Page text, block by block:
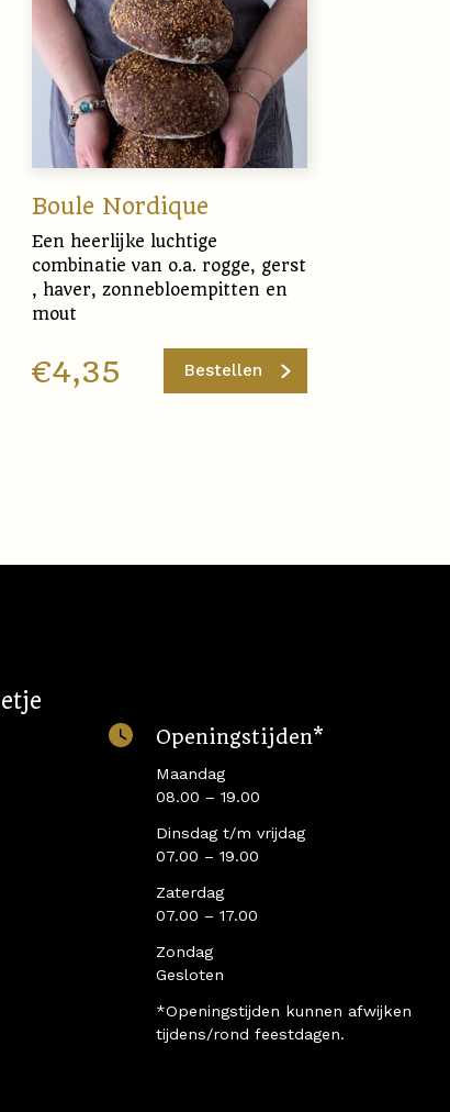
Boule Nordique
Een heerlijke luchtige
combinatie van o.a. rogge, gerst
, haver, zonnebloempitten en
mout
€4,35 Bestellen
Openingstijden*
Maandag
08.00 – 19.00
Dinsdag t/m vrijdag
07.00 – 19.00
Zaterdag
07.00 – 17.00
Zondag
Gesloten
*Openingstijden kunnen afwijken
tijdens/rond feestdagen.